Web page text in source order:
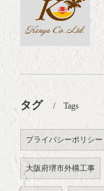
タグ Tags
プライバシーポリシー
大阪府堺市外構工事